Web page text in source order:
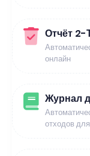
Отчёт
онлайн
Журнал
отходов